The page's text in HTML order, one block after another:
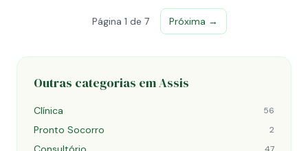
Página 1 de 7 Próxima →
Outras categorias em Assis
Clínica 56
Pronto Socorro 2